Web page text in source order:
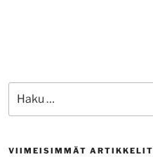
VIIMEISIMMÄT ARTIKKELIT